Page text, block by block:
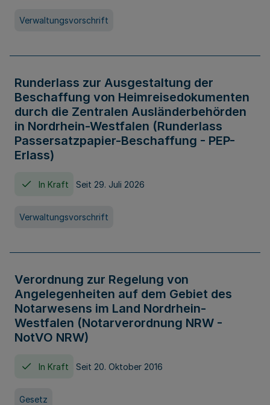
Verwaltungsvorschrift
Runderlass zur Ausgestaltung der
Beschaffung von Heimreisedokumenten
durch die Zentralen Ausländerbehörden
in Nordrhein-Westfalen (Runderlass
Passersatzpapier-Beschaffung - PEP-
Erlass)
In Kraft Seit 29. Juli 2026
Verwaltungsvorschrift
Verordnung zur Regelung von
Angelegenheiten auf dem Gebiet des
Notarwesens im Land Nordrhein-
Westfalen (Notarverordnung NRW -
NotVO NRW)
In Kraft Seit 20. Oktober 2016
Gesetz